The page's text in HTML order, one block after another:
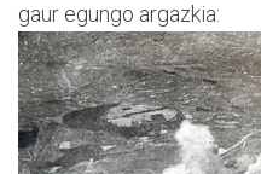
gaur egungo argazkia: